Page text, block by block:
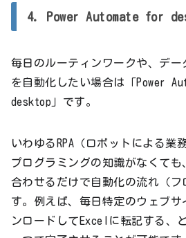
4. Power Automate for
毎日のルーティンワークや、デ
を自動化したい場合は「Power
desktop」です。
いわゆるRPA（ロボットによる業
プログラミングの知識がなくて
合わせるだけで自動化の流れ（フ
す。例えば、毎日特定のウェブサ
ンロードしてExcelに転記する、